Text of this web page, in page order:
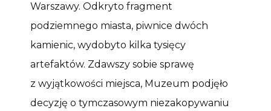
Warszawy. Odkryto fragment
podziemnego miasta, piwnice dwóch
kamienic, wydobyto kilka tysięcy
artefaktów. Zdawszy sobie sprawę
z wyjątkowości miejsca, Muzeum podjęło
decyzję o tymczasowym niezakopywaniu